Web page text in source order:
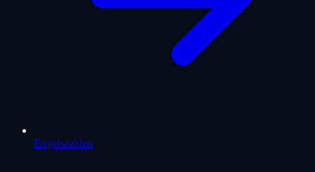
Engelszahlen